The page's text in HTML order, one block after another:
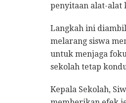
penyitaan alat-alat
​Langkah ini
melarang siswa
untuk menjaga
sekolah tetap
​Kepala Sekolah,